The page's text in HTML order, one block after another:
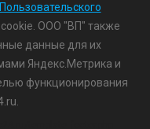
Пользовательского
ООО "ВП" также
данные для их
Яндекс.Метрика и
функционирования